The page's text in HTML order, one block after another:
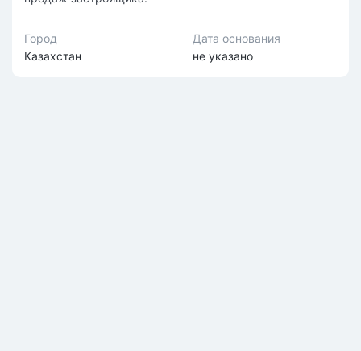
Город
Казахстан
Дата основания
не указано